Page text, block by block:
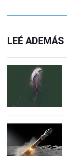
LEÉ ADEMÁS